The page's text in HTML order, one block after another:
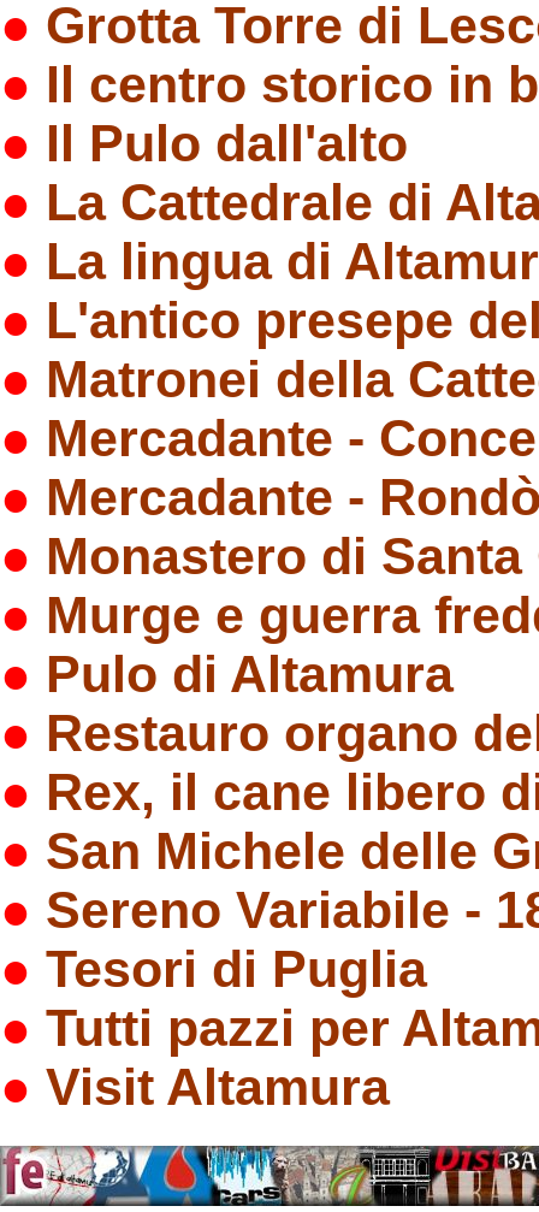
● Grotta Torre di
● Il centro storico in
● Il Pulo dall'alto
● La Cattedrale di
● La lingua di
● L'antico presepe
● Matronei della
● Mercadante -
● Mercadante -
● Monastero di Santa
● Murge e guerra
● Pulo di Altamura
● Restauro organo
● Rex, il cane libero
● San Michele delle
● Sereno Variabile -
● Tesori di Puglia
● Tutti pazzi per
● Visit Altamura